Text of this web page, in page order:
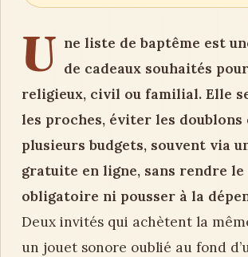
U ne liste de baptême est
de cadeaux souhaités
religieux, civil ou familial. Elle
les proches, éviter les
plusieurs budgets, souvent via
gratuite en ligne, sans rendre le
obligatoire ni pousser à la
Deux invités qui achètent la
un jouet sonore oublié au fond